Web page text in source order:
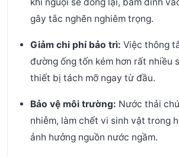
gây tắc nghẽn nghiêm trọng.
Giảm chi phí bảo trì: Việc thông
đường ống tốn kém hơn rất nhiều
thiết bị tách mỡ ngay từ đầu.
Bảo vệ môi trường: Nước thải
nhiễm, làm chết vi sinh vật trong
ảnh hưởng nguồn nước ngầm.